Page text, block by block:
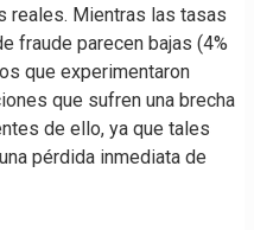
reales. Mientras las tasas
fraude parecen bajas (4%
que experimentaron
que sufren una brecha
de ello, ya que tales
pérdida inmediata de